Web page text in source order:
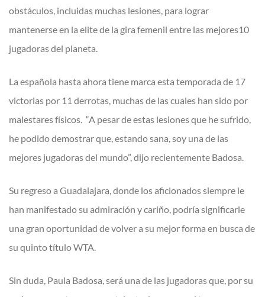
obstáculos, incluidas muchas lesiones, para lograr
mantenerse en la elite de la gira femenil entre las mejores10
jugadoras del planeta.
La española hasta ahora tiene marca esta temporada de 17
victorias por 11 derrotas, muchas de las cuales han sido por
malestares físicos. “A pesar de estas lesiones que he sufrido,
he podido demostrar que, estando sana, soy una de las
mejores jugadoras del mundo”, dijo recientemente Badosa.
Su regreso a Guadalajara, donde los aficionados siempre le
han manifestado su admiración y cariño, podría significarle
una gran oportunidad de volver a su mejor forma en busca de
su quinto título WTA.
Sin duda, Paula Badosa, será una de las jugadoras que, por su